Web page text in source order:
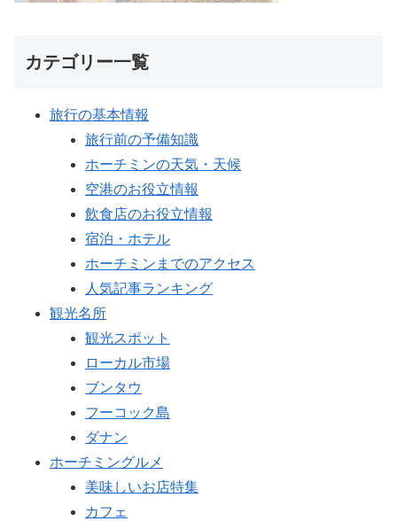
カテゴリー一覧
旅行の基本情報
旅行前の予備知識
ホーチミンの天気・天候
空港のお役立情報
飲食店のお役立情報
宿泊・ホテル
ホーチミンまでのアクセス
人気記事ランキング
観光名所
観光スポット
ローカル市場
ブンタウ
フーコック島
ダナン
ホーチミングルメ
美味しいお店特集
カフェ